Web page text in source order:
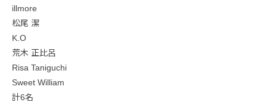
illmore
松尾 潔
K.O
荒木 正比呂
Risa Taniguchi
Sweet William
計6名